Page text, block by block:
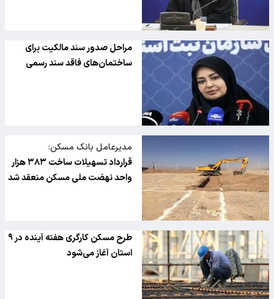
مراحل صدور سند مالکیت برای
ساختمان‌های فاقد سند رسمی
مدیرعامل بانک مسکن:
قرارداد تسهیلات ساخت ۳۸۳ هزار
واحد نهضت ملی مسکن منعقد شد
طرح مسکن کارگری هفته آینده در ۹
استان آغاز می‌شود